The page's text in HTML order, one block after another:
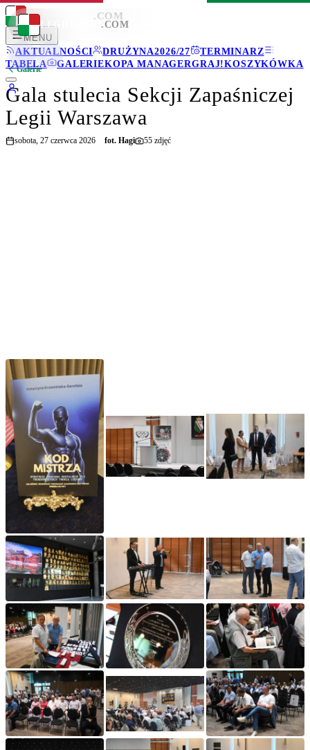
LEGIONISCI .COM
MENU
AKTUALNOŚCI
DRUŻYNA2026/27
TERMINARZ
TABELA
GALERIEKOPA MANAGERGRAJ!KOSZYKÓWKA
LEGIONISCI .COM
Galerie
Gala stulecia Sekcji Zapaśniczej
Legii Warszawa
sobota, 27 czerwca 2026 fot. Hagi 55 zdjęć